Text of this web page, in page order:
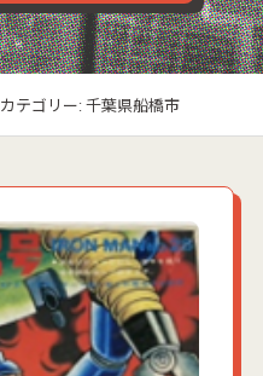
カテゴリー:千葉県船橋市